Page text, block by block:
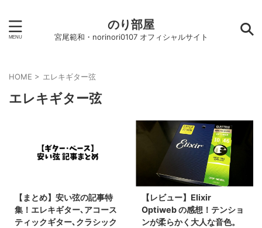
のり部屋
宮尾範和・norinori0107 オフィシャルサイト
HOME > エレキギター弦
エレキギター弦
【まとめ】安い弦の記事特
集！エレキギター､アコース
ティックギター､クラシック
【レビュー】Elixir
Optiweb の感想！テンショ
ンが柔らかく大人な音色。